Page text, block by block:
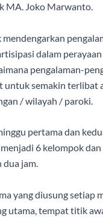
MA. Joko Marwanto.
dalam
pengalaman-
untuk semakin terlibat
/ wilayah / paroki.
pertama dan
6 kelompok
dua jam.
yang diusung setiap
utama, tempat titik